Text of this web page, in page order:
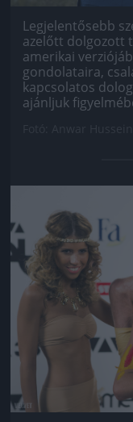
Legjelentősebb
azelőtt dolgozott
amerikai
gondolataira,
kapcsolatos
ajánljuk